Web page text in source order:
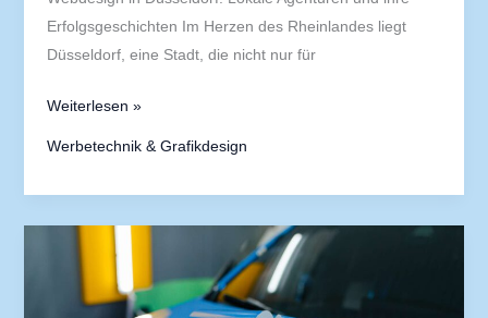
Erfolgsgeschichten Im Herzen des Rheinlandes liegt
Düsseldorf, eine Stadt, die nicht nur für
Weiterlesen »
Werbetechnik & Grafikdesign
Druckereien